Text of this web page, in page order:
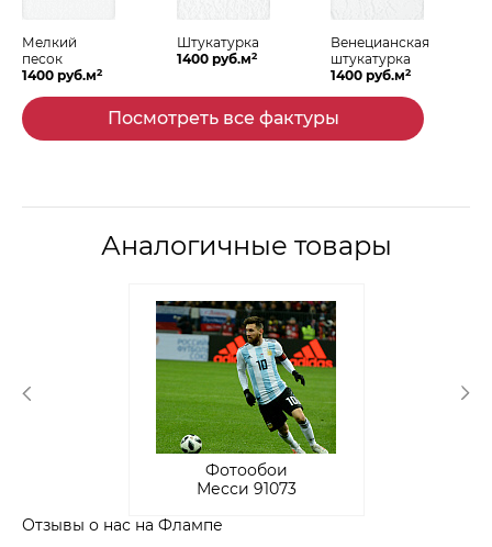
Мелкий
песок
1400 руб.м2
Штукатурка
1400 руб.м2
Венецианская
штукатурка
1400 руб.м2
Посмотреть все фактуры
Аналогичные товары
Фотообои
Месси 91073
Отзывы о нас на Флампе